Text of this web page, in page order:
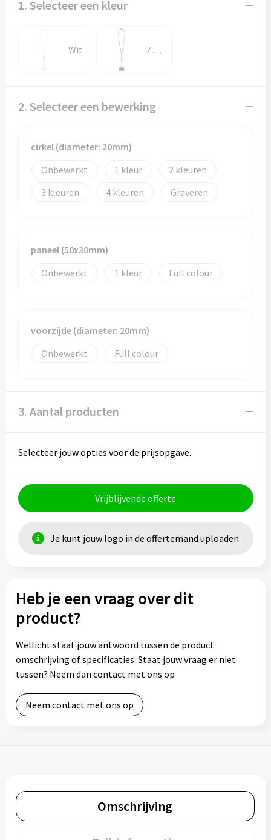
1. Selecteer een kleur
Wit Zwart
2. Selecteer een bewerking
cirkel (diameter: 20mm)
Onbewerkt
1
2
3
4 Graveren
paneel (50x30mm)
Onbewerkt
1 Full colour
voorzijde (diameter: 20mm)
Onbewerkt
Full colour
3. Aantal producten
Selecteer jouw opties voor de prijsopgave.
Vrijblijvende offerte
Je kunt jouw logo in de offertemand uploaden
Heb je een vraag over dit
product?
Wellicht staat jouw antwoord tussen de product
omschrijving of specificaties. Staat jouw vraag er niet
tussen? Neem dan contact met ons op
Neem contact met ons op
Omschrijving